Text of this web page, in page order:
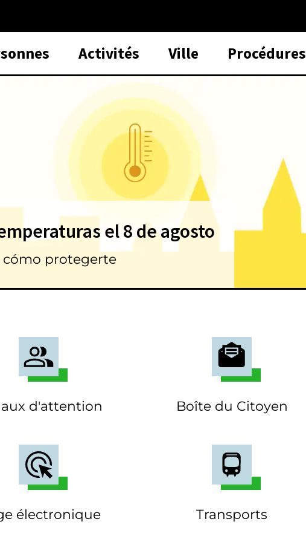
Activités Ville Procédures
el 8 de agosto
cómo protegerte
d'attention Boîte du Citoyen
électronique Transports